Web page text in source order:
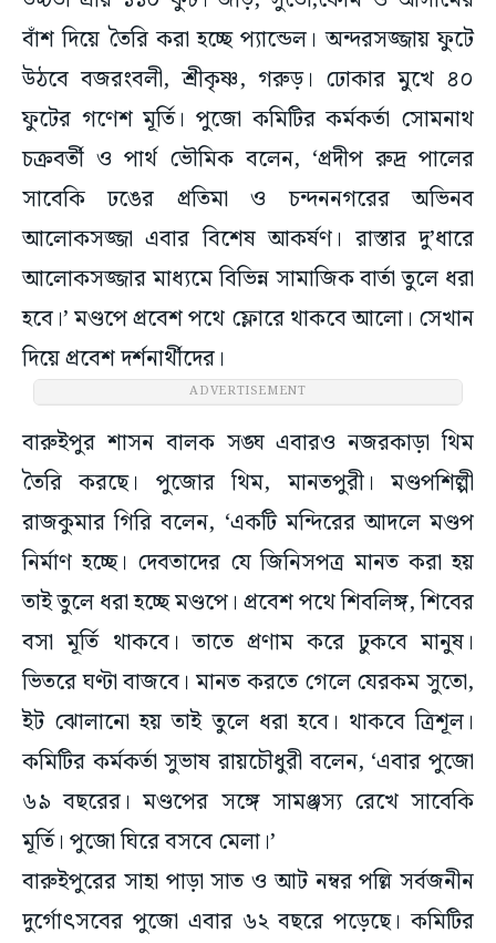
বাঁশ দিয়ে তৈরি করা হচ্ছে প্যান্ডেল। অন্দরসজ্জায় ফুটে
উঠবে বজরংবলী, শ্রীকৃষ্ণ, গরুড়। ঢোকার মুখে ৪০
ফুটের গণেশ মূর্তি। পুজো কমিটির কর্মকর্তা সোমনাথ
চক্রবর্তী ও পার্থ ভৌমিক বলেন, ‘প্রদীপ রুদ্র পালের
সাবেকি ঢঙের প্রতিমা ও চন্দননগরের অভিনব
আলোকসজ্জা এবার বিশেষ আকর্ষণ। রাস্তার দু’ধারে
আলোকসজ্জার মাধ্যমে বিভিন্ন সামাজিক বার্তা তুলে ধরা
হবে।’ মণ্ডপে প্রবেশ পথে ফ্লোরে থাকবে আলো। সেখান
দিয়ে প্রবেশ দর্শনার্থীদের।
ADVERTISEMENT
বারুইপুর শাসন বালক সঙ্ঘ এবারও নজরকাড়া থিম
তৈরি করছে। পুজোর থিম, মানতপুরী। মণ্ডপশিল্পী
রাজকুমার গিরি বলেন, ‘একটি মন্দিরের আদলে মণ্ডপ
নির্মাণ হচ্ছে। দেবতাদের যে জিনিসপত্র মানত করা হয়
তাই তুলে ধরা হচ্ছে মণ্ডপে। প্রবেশ পথে শিবলিঙ্গ, শিবের
বসা মূর্তি থাকবে। তাতে প্রণাম করে ঢুকবে মানুষ।
ভিতরে ঘণ্টা বাজবে। মানত করতে গেলে যেরকম সুতো,
ইট ঝোলানো হয় তাই তুলে ধরা হবে। থাকবে ত্রিশূল।
কমিটির কর্মকর্তা সুভাষ রায়চৌধুরী বলেন, ‘এবার পুজো
৬৯ বছরের। মণ্ডপের সঙ্গে সামঞ্জস্য রেখে সাবেকি
মূর্তি। পুজো ঘিরে বসবে মেলা।’
বারুইপুরের সাহা পাড়া সাত ও আট নম্বর পল্লি সর্বজনীন
দুর্গোৎসবের পুজো এবার ৬২ বছরে পড়েছে। কমিটির